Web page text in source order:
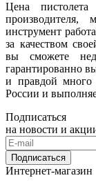
Цена
инструмент
за качеством
вы сможете
гарантированно
и правдой много
России и
Подписаться
на новости и
Подписаться
Интернет-магазин